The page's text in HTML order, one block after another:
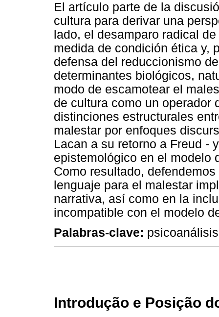
El artículo parte de la
cultura para derivar una
lado, el desamparo radical
medida de condición ética y,
defensa del reduccionismo
determinantes biológicos,
modo de escamotear el
de cultura como un operador
distinciones estructurales
malestar por enfoques
Lacan a su retorno a Freud -
epistemológico en el modelo
Como resultado,
lenguaje para el malestar
narrativa, así como en la
incompatible con el modelo
Palabras-clave:
Introdução e Posição